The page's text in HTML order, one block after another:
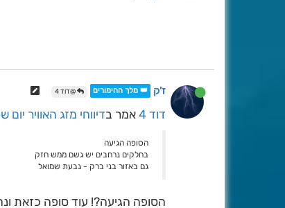
ז'ק 👑 מלך ההימורים @דוד 4
דוד 4 אמר בדיווחי מזג האוויר יום
הסופה הגיעה
בחלקים נרחבים יש גשם ממש חזק
גם באזור בני ברק - גבעת שמואל
הסופה הגיעה?! עוד סופה כזאת